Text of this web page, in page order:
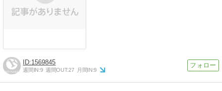
1569845
週間IN:9 週間OUT:27 月間IN:9